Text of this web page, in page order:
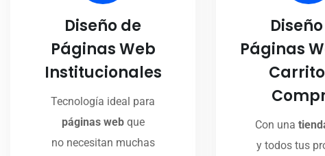
Diseño de
Páginas Web
Institucionales
Tecnología ideal para
páginas webque
no necesitan muchas
Páginas
Con una
y todos tus